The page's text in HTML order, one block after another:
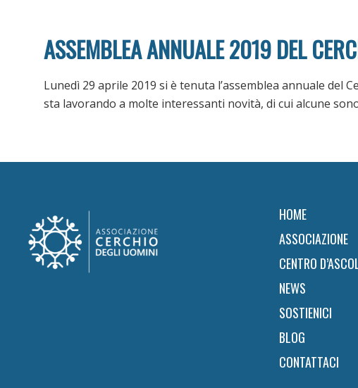
ASSEMBLEA ANNUALE 2019 DEL
Lunedì 29 aprile 2019 si è tenuta l’assemblea annuale del
sta lavorando a molte interessanti novità, di cui alcune
Footer
HOME
ASSOCIAZIONE
CENTRO
NEWS
SOSTIENICI
BLOG
CONTATTACI